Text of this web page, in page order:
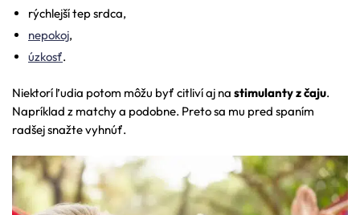
rýchlejší tep srdca,
nepokoj,
úzkosť.
Niektorí ľudia potom môžu byť citliví aj na stimulanty z čaju.
Napríklad z matchy a podobne. Preto sa mu pred spaním
radšej snažte vyhnúť.